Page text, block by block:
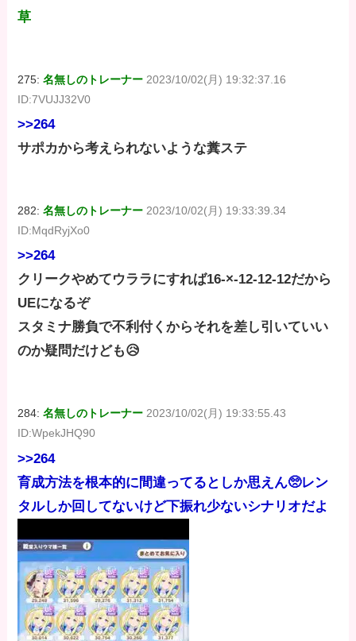
草
275:名無しのトレーナー 2023/10/02(月) 19:32:37.16
ID:7VUJJ32V0
>>264
サポカから考えられないような糞ステ
282:名無しのトレーナー 2023/10/02(月) 19:33:39.34
ID:MqdRyjXo0
>>264
クリークやめてウララにすれば16-×-12-12-12だから
UEになるぞ
スタミナ勝負で不利付くからそれを差し引いていい
のか疑問だけども😥
284:名無しのトレーナー 2023/10/02(月) 19:33:55.43
ID:WpekJHQ90
>>264
育成方法を根本的に間違ってるとしか思えん🥺レン
タルしか回してないけど下振れ少ないシナリオだよ